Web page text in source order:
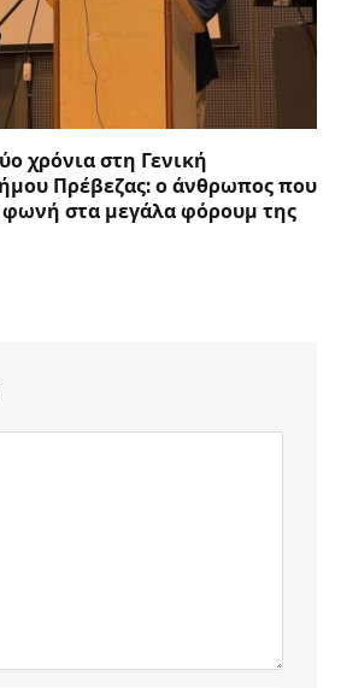
χρόνια στη Γενική
Πρέβεζας: ο άνθρωπος που
στα μεγάλα φόρουμ της